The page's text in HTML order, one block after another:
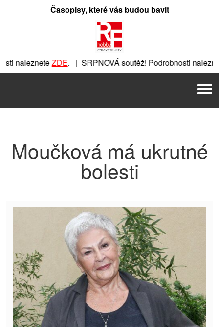
Časopisy, které vás budou bavit
nalezneteZDE. | SRPNOVÁ soutěž! Podrobnosti
. |
Moučková má ukrutné
bolesti